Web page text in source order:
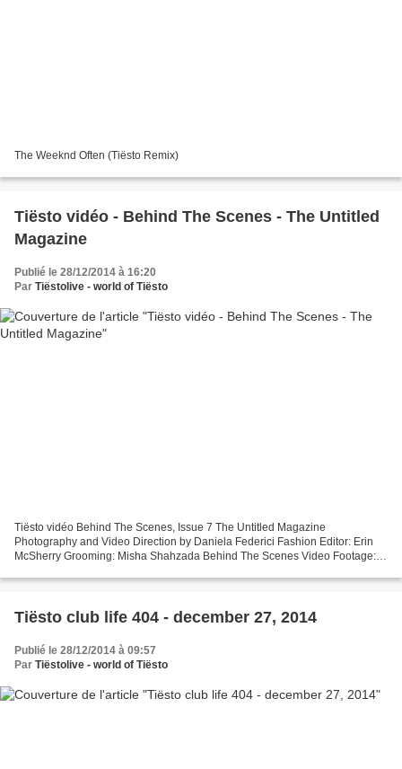
The Weeknd Often (Tiësto Remix)
Tiësto vidéo - Behind The Scenes - The Untitled
Magazine
Publié le 28/12/2014 à 16:20
Par Tiëstolive - world of Tiësto
Tiësto vidéo Behind The Scenes, Issue 7 The Untitled Magazine
Photography and Video Direction by Daniela Federici Fashion Editor: Erin
McSherry Grooming: Misha Shahzada Behind The Scenes Video Footage:
Tiësto club life 404 - december 27, 2014
Publié le 28/12/2014 à 09:57
Par Tiëstolive - world of Tiësto